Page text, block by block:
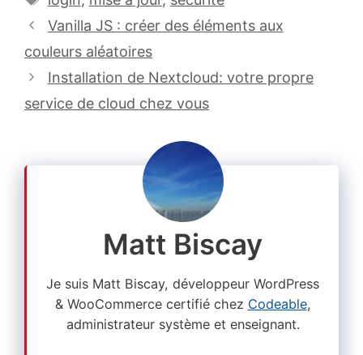
Vanilla JS : créer des éléments aux
couleurs aléatoires
Installation de Nextcloud: votre propre
service de cloud chez vous
Matt Biscay
Je suis Matt Biscay, développeur WordPress
& WooCommerce certifié chez Codeable,
administrateur système et enseignant.